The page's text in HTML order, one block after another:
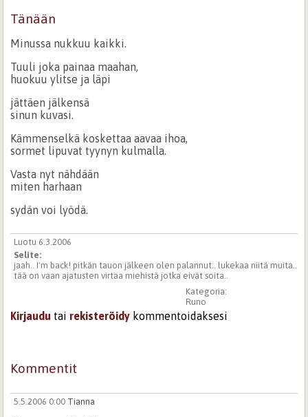
Tänään
Minussa nukkuu kaikki.
Tuuli joka painaa maahan,
huokuu ylitse ja läpi
jättäen jälkensä
sinun kuvasi.
Kämmenselkä koskettaa aavaa ihoa,
sormet lipuvat tyynyn kulmalla.
Vasta nyt nähdään
miten harhaan
sydän voi lyödä.
Luotu 6.3.2006
Selite:
jaah.. I'm back! pitkän tauon jälkeen olen palannut.. lukekaa niitä muita..
tää on vaan ajatusten virtaa miehistä jotka eivät soita..
Kategoria:
Runo
Kirjaudu tai rekisteröidy kommentoidaksesi
Kommentit
5.5.2006 0:00 Tianna